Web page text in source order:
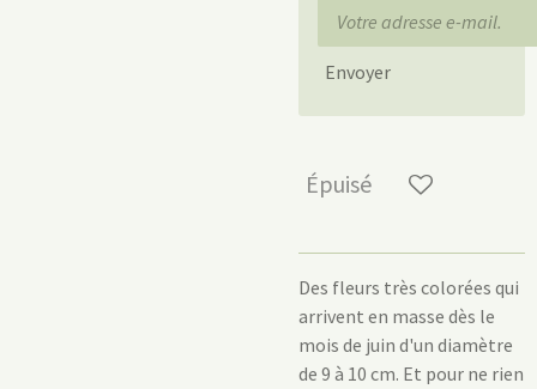
Envoyer
Épuisé
Des fleurs très colorées qui
arrivent en masse dès le
mois de juin d'un diamètre
de 9 à 10 cm. Et pour ne rien